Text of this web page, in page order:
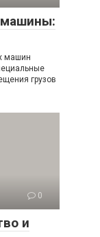
машин
грузов
0
и